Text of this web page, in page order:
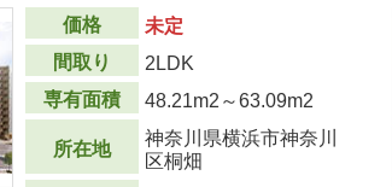
価格
未定
間取り
2LDK
専有面積
48.21m2 ～63.09m2
所在地
神奈川県横浜市神奈川
区桐畑